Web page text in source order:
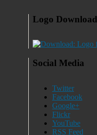
Logo Download
Social Media
Twitter
Facebook
Google+
Flickr
YouTube
RSS Feed